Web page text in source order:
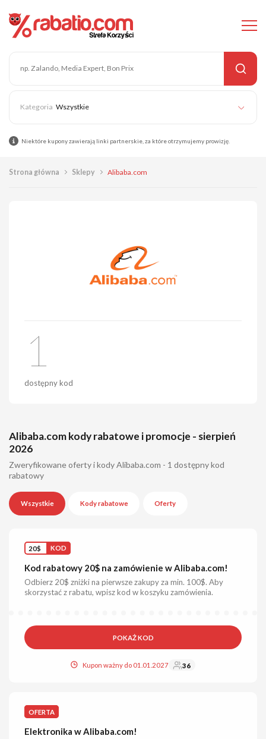
Wszystkie
Niektóre kupony zawierają linki partnerskie, za które otrzymujemy prowizję.
Strona główna Sklepy Alibaba.com
1
dostępny kod
Alibaba.com kody rabatowe i promocje - sierpień
2026
Zweryfikowane oferty i kody Alibaba.com - 1 dostępny kod
rabatowy
Wszystkie Kody rabatowe Oferty
20$ KOD
Kod rabatowy 20$ na zamówienie w Alibaba.com!
Odbierz 20$ zniżki na pierwsze zakupy za min. 100$. Aby
skorzystać z rabatu, wpisz kod w koszyku zamówienia.
POKAŻ KOD
Kupon ważny do 01.01.2027 36
OFERTA
Elektronika w Alibaba.com!